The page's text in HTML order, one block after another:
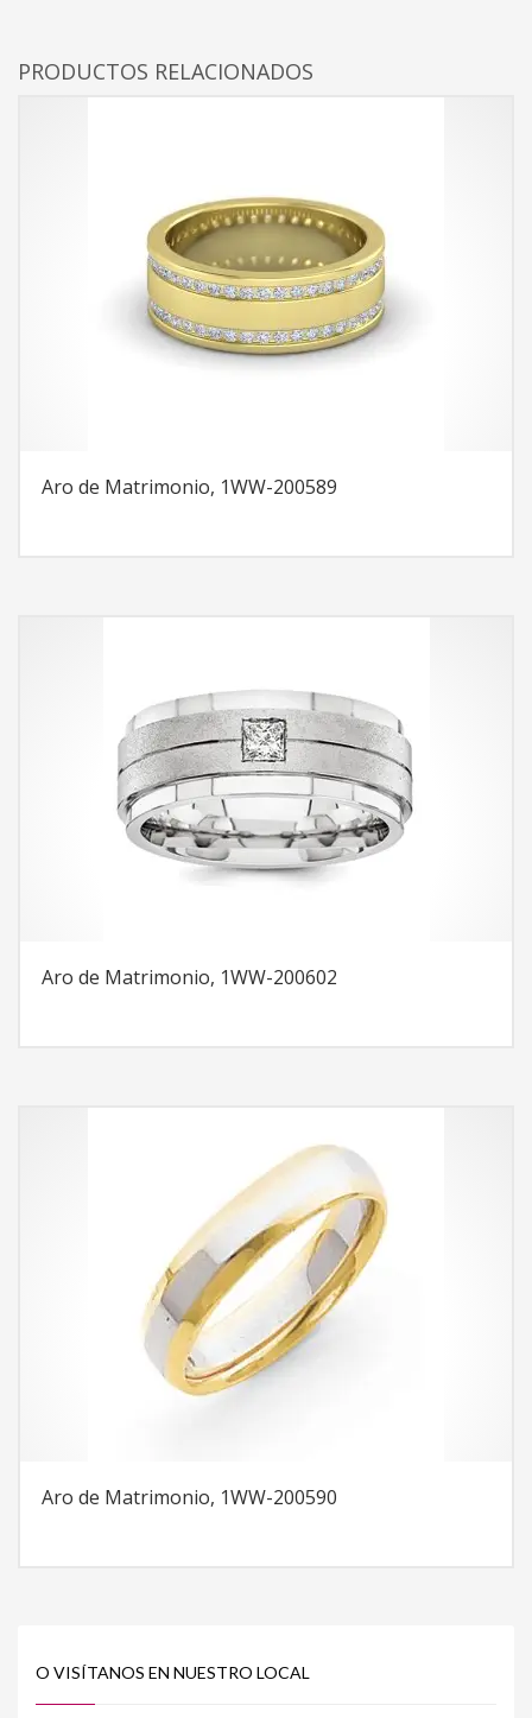
PRODUCTOS RELACIONADOS
Aro de Matrimonio, 1WW-200589
Aro de Matrimonio, 1WW-200602
Aro de Matrimonio, 1WW-200590
O VISÍTANOS EN NUESTRO LOCAL